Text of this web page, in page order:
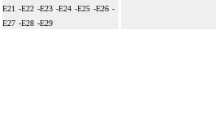
E21 -E22 -E23 -E24 -E25 -E26 -
E27 -E28 -E29